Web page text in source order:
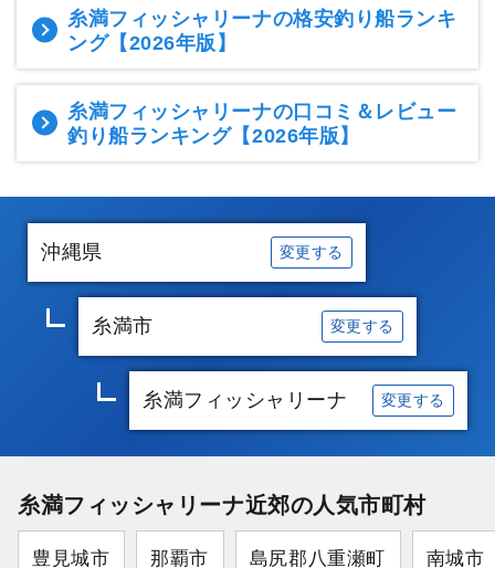
糸満フィッシャリーナの格安釣り船ランキ
ング【2026年版】
糸満フィッシャリーナの口コミ＆レビュー
釣り船ランキング【2026年版】
沖縄県 変更する
糸満市 変更する
糸満フィッシャリーナ 変更する
糸満フィッシャリーナ近郊の人気市町村
豊見城市 那覇市 島尻郡八重瀬町 南城市